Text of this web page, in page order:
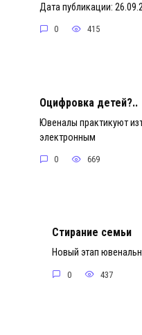
Дата публикации:
0 415
Оцифровка детей?..
Ювеналы практикуют
электронным
0 669
Стирание семьи
Новый этап
0 437